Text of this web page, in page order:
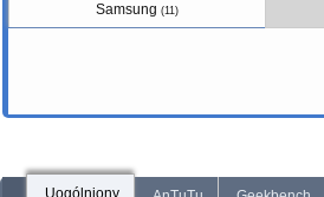
Samsung (11)
Uogólniony